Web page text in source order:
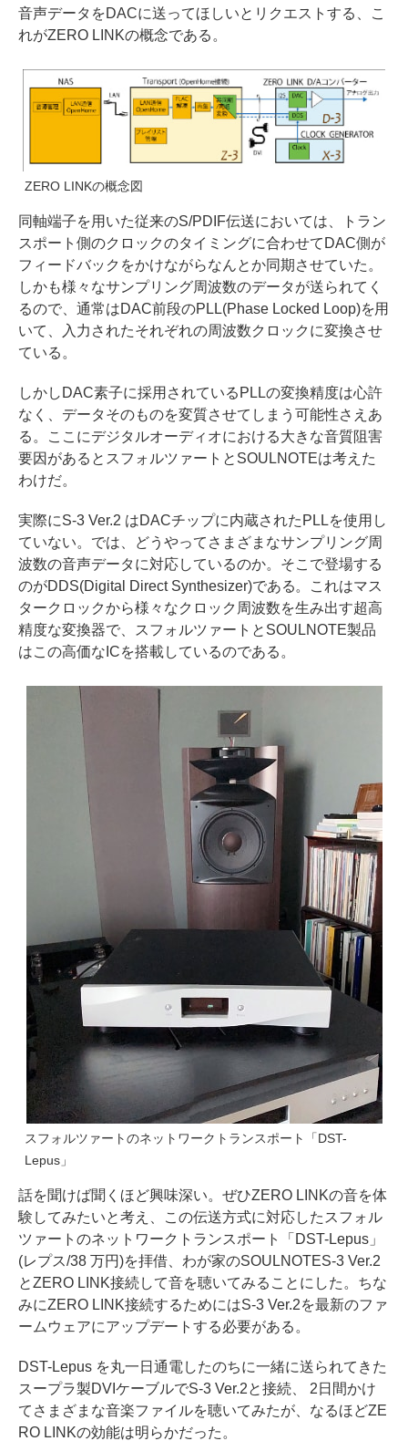
音声データをDACに送ってほしいとリクエストする、こ
れがZERO LINKの概念である。
ZERO LINKの概念図
同軸端子を用いた従来のS/PDIF伝送においては、トラン
スポート側のクロックのタイミングに合わせてDAC側が
フィードバックをかけながらなんとか同期させていた。
しかも様々なサンプリング周波数のデータが送られてく
るので、通常はDAC前段のPLL(Phase Locked Loop)を用
いて、入力されたそれぞれの周波数クロックに変換させ
ている。
しかしDAC素子に採用されているPLLの変換精度は心許
なく、データそのものを変質させてしまう可能性さえあ
る。ここにデジタルオーディオにおける大きな音質阻害
要因があるとスフォルツァートとSOULNOTEは考えた
わけだ。
実際にS-3 Ver.2 はDACチップに内蔵されたPLLを使用し
ていない。では、どうやってさまざまなサンプリング周
波数の音声データに対応しているのか。そこで登場する
のがDDS(Digital Direct Synthesizer)である。これはマス
タークロックから様々なクロック周波数を生み出す超高
精度な変換器で、スフォルツァートとSOULNOTE製品
はこの高価なICを搭載しているのである。
スフォルツァートのネットワークトランスポート「DST-
Lepus」
話を聞けば聞くほど興味深い。ぜひZERO LINKの音を体
験してみたいと考え、この伝送方式に対応したスフォル
ツァートのネットワークトランスポート「DST-Lepus」
(レプス/38 万円)を拝借、わが家のSOULNOTES-3 Ver.2
とZERO LINK接続して音を聴いてみることにした。ちな
みにZERO LINK接続するためにはS-3 Ver.2を最新のファ
ームウェアにアップデートする必要がある。
DST-Lepus を丸一日通電したのちに一緒に送られてきた
スープラ製DVIケーブルでS-3 Ver.2と接続、 2日間かけ
てさまざまな音楽ファイルを聴いてみたが、なるほどZE
RO LINKの効能は明らかだった。